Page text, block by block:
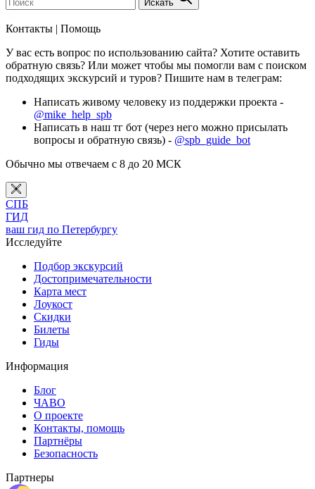
Искать
Контакты | Помощь
У вас есть вопрос по использованию сайта? Хотите оставить
обратную связь? Или может чтобы мы помогли вам с поиском
подходящих экскурсий и туров? Пишите нам в телеграм:
Написать живому человеку из поддержки проекта -
@mike_help_spb
Написать в наш тг бот (через него можно присылать
вопросы и обратную связь) - @spb_guide_bot
Обычно мы отвечаем с 8 до 20 МСК
СПБ
ГИД
ваш гид по Петербургу
Исследуйте
Подбор экскурсий
Достопримечательности
Карта мест
Лоукост
Скидки
Билеты
Гиды
Информация
Блог
ЧАВО
О проекте
Контакты, помощь
Партнёры
Безопасность
Партнеры